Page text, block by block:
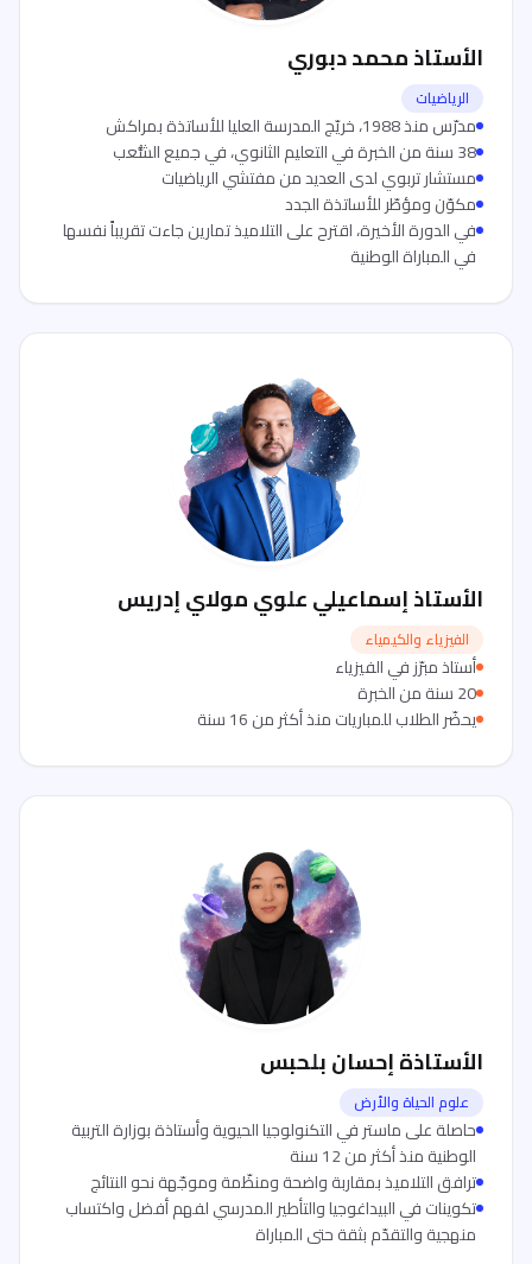
الأستاذ محمد دبوري
الرياضيات
مدرّس منذ 1988، خريّج المدرسة العليا للأساتذة بمراكش
38 سنة من الخبرة في التعليم الثانوي، في جميع الشُّعب
مستشار تربوي لدى العديد من مفتشي الرياضيات
مكوّن ومؤطّر للأساتذة الجدد
في الدورة الأخيرة، اقترح على التلاميذ تمارين جاءت تقريباً نفسها
في المباراة الوطنية
الأستاذ إسماعيلي علوي مولاي إدريس
الفيزياء والكيمياء
أستاذ مبرّز في الفيزياء
20 سنة من الخبرة
يحضّر الطلاب للمباريات منذ أكثر من 16 سنة
الأستاذة إحسان بلحبس
علوم الحياة والأرض
حاصلة على ماستر في التكنولوجيا الحيوية وأستاذة بوزارة التربية
الوطنية منذ أكثر من 12 سنة
ترافق التلاميذ بمقاربة واضحة ومنظّمة وموجّهة نحو النتائج
تكوينات في البيداغوجيا والتأطير المدرسي لفهم أفضل واكتساب
منهجية والتقدّم بثقة حتى المباراة